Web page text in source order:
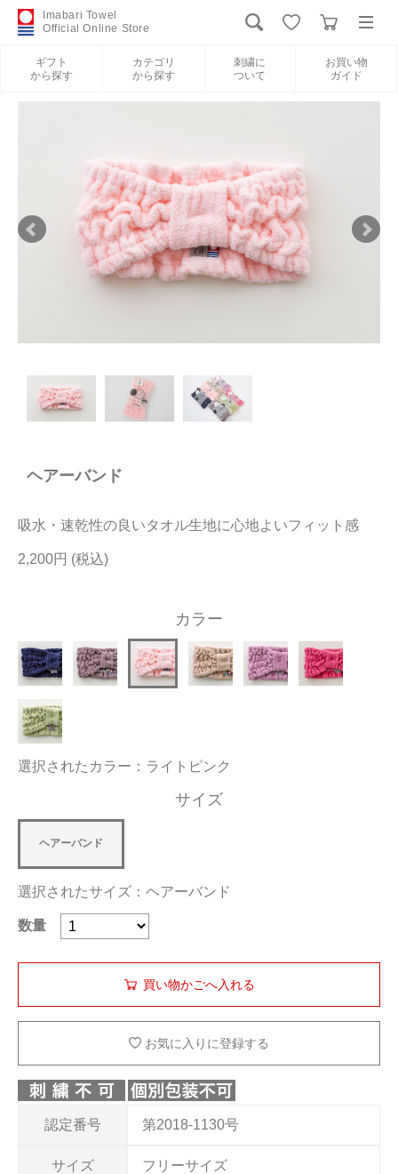
Imabari Towel
Official Online Store
ギフト
から探す
カテゴリ
から探す
刺繍に
ついて
お買い物
ガイド
新規会員登録
カテゴリから探す
刺繍について
当サイトについて
大量購入・法人向けの購入の方は
ヘアーバンド
吸水・速乾性の良いタオル生地に心地よいフィット感
2,200円
認定番号 第2018-1130号
サイズ フリーサイズ
カラー
選択されたカラー：ライトピンク
サイズ
ヘアーバンド
選択されたサイズ：ヘアーバンド
数量
お気に入りに登録する